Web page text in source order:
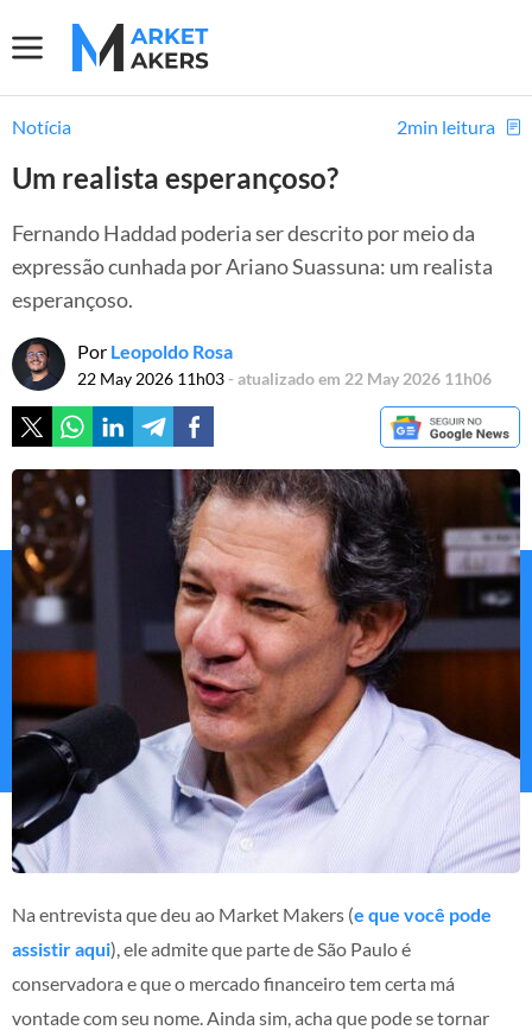
Notícia 2min leitura
Um realista esperançoso?
Fernando Haddad poderia ser descrito por meio da
expressão cunhada por Ariano Suassuna: um realista
esperançoso.
Por Leopoldo Rosa
22 May 2026 11h03- atualizado em 22 May 2026 11h06
Na entrevista que deu ao Market Makers (e que você pode
assistir aqui), ele admite que parte de São Paulo é
conservadora e que o mercado financeiro tem certa má
vontade com seu nome. Ainda sim, acha que pode se tornar